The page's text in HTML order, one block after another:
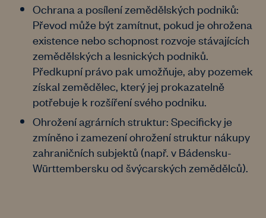
Ochrana a posílení zemědělských podniků:
Převod může být zamítnut, pokud je ohrožena
existence nebo schopnost rozvoje stávajících
zemědělských a lesnických podniků.
Předkupní právo pak umožňuje, aby pozemek
získal zemědělec, který jej prokazatelně
potřebuje k rozšíření svého podniku.
Ohrožení agrárních struktur: Specificky je
zmíněno i zamezení ohrožení struktur nákupy
zahraničních subjektů (např. v Bádensku-
Württembersku od švýcarských zemědělců).